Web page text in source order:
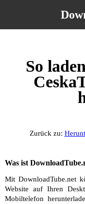
So
Zurück zu:
Was ist
Mit DownloadTube.net
Website auf Ihren
Mobiltelefon